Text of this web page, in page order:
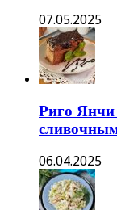
07.05.2025
Риго
06.04.2025